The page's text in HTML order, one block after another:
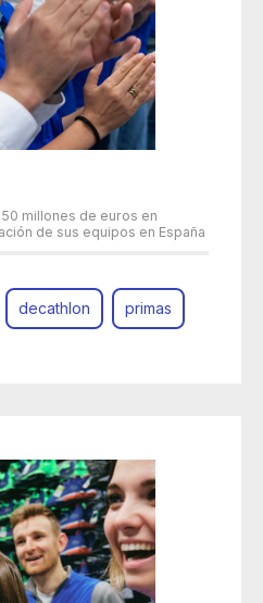
millones de euros en
de sus equipos en España
decathlon primas